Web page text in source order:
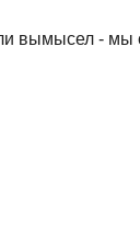
вымысел - мы